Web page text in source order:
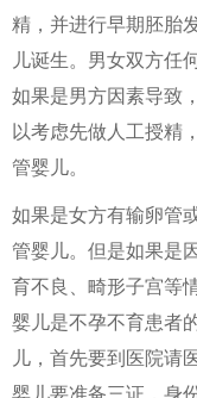
精，并进行早期胚胎
儿诞生。男女双方任
如果是男方因素导致
以考虑先做人工授精
管婴儿。
如果是女方有输卵管
管婴儿。但是如果是
育不良、畸形子宫等
婴儿是不孕不育患者
儿，首先要到医院请
婴儿要准备三证，身